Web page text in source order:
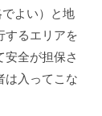
よい）と地
するエリアを
全が担保さ
は入ってこな